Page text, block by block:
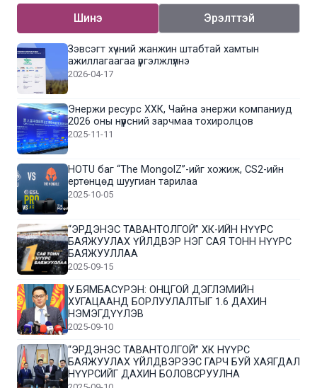
Шинэ Эрэлттэй
Зэвсэгт хүчний жанжин штабтай хамтын
ажиллагаагаа үргэлжлүүлнэ
2026-04-17
Энержи ресурс ХХК, Чайна энержи компаниуд
2026 оны нүүрсний зарчмаа тохиролцов
2025-11-11
HOTU баг “The MongolZ”-ийг хожиж, CS2-ийн
ертөнцөд шуугиан тарилаа
2025-10-05
“ЭРДЭНЭС ТАВАНТОЛГОЙ” ХК-ИЙН НҮҮРС
БАЯЖУУЛАХ ҮЙЛДВЭР НЭГ САЯ ТОНН НҮҮРС
БАЯЖУУЛЛАА
2025-09-15
У.БЯМБАСҮРЭН: ОНЦГОЙ ДЭГЛЭМИЙН
ХУГАЦААНД БОРЛУУЛАЛТЫГ 1.6 ДАХИН
НЭМЭГДҮҮЛЭВ
2025-09-10
“ЭРДЭНЭС ТАВАНТОЛГОЙ” ХК НҮҮРС
БАЯЖУУЛАХ ҮЙЛДВЭРЭЭС ГАРЧ БУЙ ХАЯГДАЛ
НҮҮРСИЙГ ДАХИН БОЛОВСРУУЛНА